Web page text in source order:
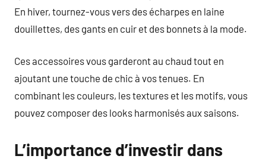
En hiver, tournez-vous vers des écharpes en laine
douillettes, des gants en cuir et des bonnets à la mode.
Ces accessoires vous garderont au chaud tout en
ajoutant une touche de chic à vos tenues. En
combinant les couleurs, les textures et les motifs, vous
pouvez composer des looks harmonisés aux saisons.
L’importance d’investir dans